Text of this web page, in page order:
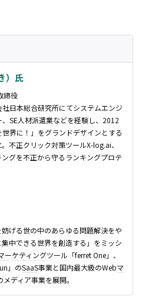
）氏
締役
日本総合研究所にてシステムエンジ
SE人材派遣業などを経験し、2012
世界に！」をグランドデザインとする
不正クリック対策ツールX-log.ai、
グを不正から守るランキングプロテ
妨げる世の中のあらゆる問題解決をや
中できる世界を創造する」をミッシ
ーケティングツール「ferret One」、
」のSaaS事業と国内最大級のWebマ
ディア事業を展開。